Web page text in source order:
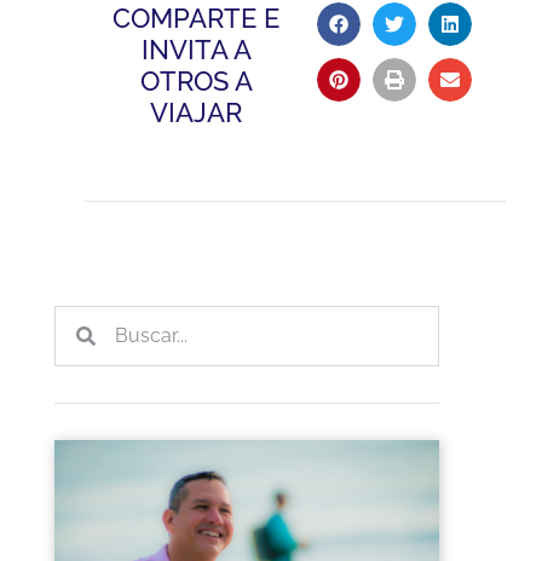
COMPARTE E
INVITA A
OTROS A
VIAJAR